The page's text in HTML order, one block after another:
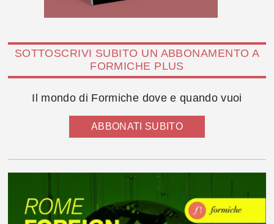
SOTTOSCRIVI SUBITO UN ABBONAMENTO A
FORMICHE PLUS
Il mondo di Formiche dove e quando vuoi
ABBONATI SUBITO